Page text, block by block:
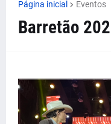
Página inicial Eventos
Barretão